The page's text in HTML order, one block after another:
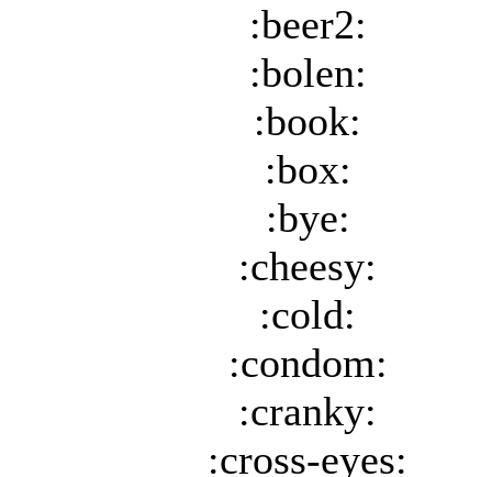
:beer2:
:bolen:
:book:
:box:
:bye:
:cheesy:
:cold:
:condom:
:cranky:
:cross-eyes: